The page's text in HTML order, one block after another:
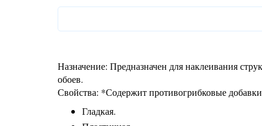
Назначение: Предназначен для наклеивания
обоев.
Свойства: *Содержит противогрибковые
Гладкая.